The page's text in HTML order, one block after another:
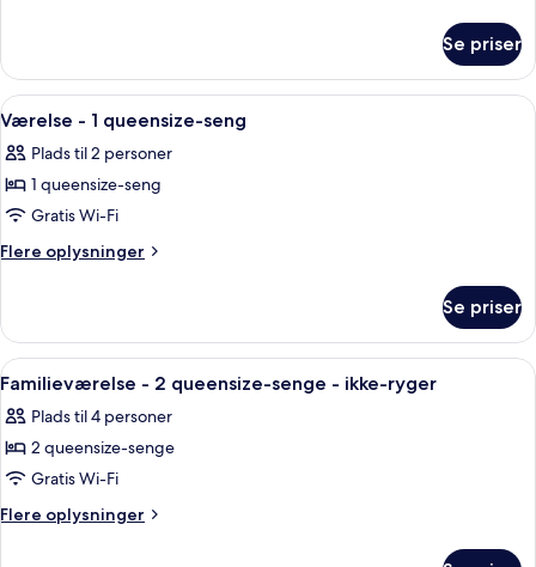
View
Room
With
Runway
Se priser
Indlæs
alle
billeder
af
Værelse
-
seng
Et hotelværelse med en seng, et
10
Værelse - 1 queensize-seng
Plads til 2 personer
1 queensize-seng
Gratis Wi-Fi
Flere oplysninger
Flere
-
queensize-
Se priser
Indlæs
alle
billeder
af
Familieværelse
-
Et hotelværelse med to senge, et
6
Familieværelse - 2 queensize-senge - ikke-ryger
Plads til 4 personer
2 queensize-senge
Gratis Wi-Fi
Flere oplysninger
Flere